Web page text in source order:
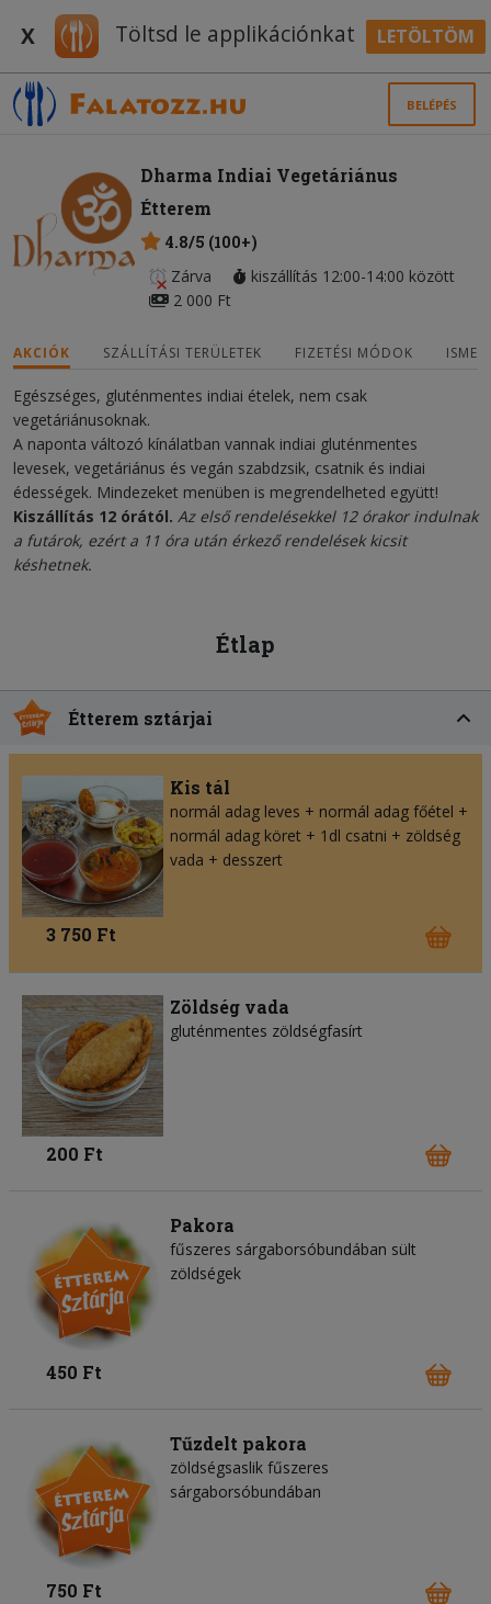
X Töltsd le applikációnkat LETÖLTÖM
BELÉPÉS
Dharma Indiai Vegetáriánus
Étterem
4.8/5 (100+)
Zárva
kiszállítás 12:00-14:00 között
2 000 Ft
AKCIÓK SZÁLLÍTÁSI TERÜLETEK FIZETÉSI MÓDOK
Egészséges, gluténmentes indiai ételek, nem csak
vegetáriánusoknak.
A naponta változó kínálatban vannak indiai gluténmentes
levesek, vegetáriánus és vegán szabdzsik, csatnik és indiai
édességek. Mindezeket menüben is megrendelheted együtt!
Kiszállítás 12 órától. Az első rendelésekkel 12 órakor indulnak
a futárok, ezért a 11 óra után érkező rendelések kicsit
késhetnek.
Étlap
Étterem sztárjai
Kis tál
normál adag leves + normál adag főétel +
normál adag köret + 1dl csatni + zöldség
vada + desszert
3 750 Ft
Zöldség vada
gluténmentes zöldségfasírt
200 Ft
Pakora
fűszeres sárgaborsóbundában sült
zöldségek
450 Ft
Tűzdelt pakora
zöldségsaslik fűszeres
sárgaborsóbundában
750 Ft